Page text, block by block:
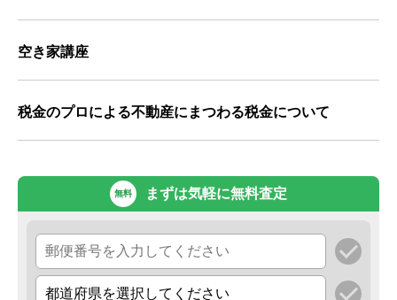
空き家講座
税金のプロによる不動産にまつわる税金について
無料 まずは気軽に無料査定